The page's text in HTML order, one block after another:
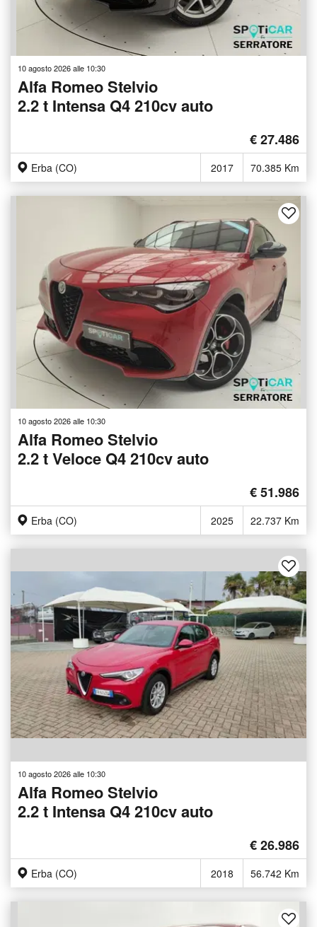
10 agosto 2026 alle 10:30
Alfa Romeo Stelvio
2.2 t Intensa Q4 210cv auto
€ 27.486
Erba (CO) 2017 70.385 Km
10 agosto 2026 alle 10:30
Alfa Romeo Stelvio
2.2 t Veloce Q4 210cv auto
€ 51.986
Erba (CO) 2025 22.737 Km
10 agosto 2026 alle 10:30
Alfa Romeo Stelvio
2.2 t Intensa Q4 210cv auto
€ 26.986
Erba (CO) 2018 56.742 Km